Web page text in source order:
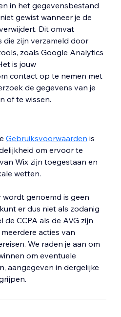
in het gegevensbestand
gewist wanneer je de
Dit omvat
zijn verzameld door
zoals Google Analytics
is jouw
contact op te nemen met
de gegevens van je
of te wissen.
Gebruiksvoorwaarden is
om ervoor te
Wix zijn toegestaan en
wetten.
wordt genoemd is geen
er dus niet als zodanig
CCPA als de AVG zijn
acties van
We raden je aan om
om eventuele
aangegeven in dergelijke